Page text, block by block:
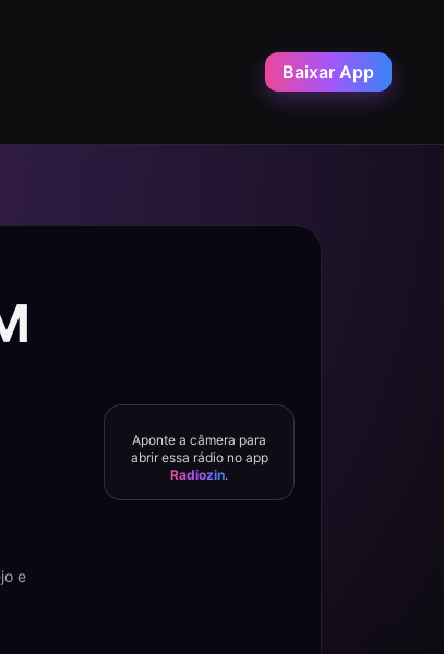
Baixar App
e
Aponte a câmera para
abrir essa rádio no app
Radiozin.